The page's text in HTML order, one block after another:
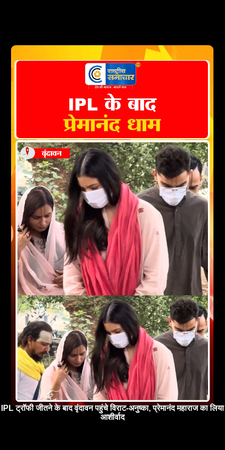
IPL ट्रॉफी जीतने के बाद वृंदावन पहुंचे विराट-अनुष्का, प्रेमानंद महाराज का लिया
आशीर्वाद